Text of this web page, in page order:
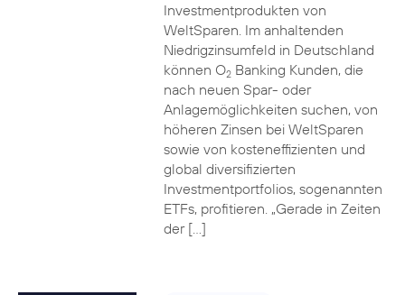
Investmentprodukten von
WeltSparen. Im anhaltenden
Niedrigzinsumfeld in Deutschland
können O2Banking Kunden, die
nach neuen Spar- oder
Anlagemöglichkeiten suchen, von
höheren Zinsen bei WeltSparen
sowie von kosteneffizienten und
global diversifizierten
Investmentportfolios, sogenannten
ETFs, profitieren. „Gerade in Zeiten
der […]